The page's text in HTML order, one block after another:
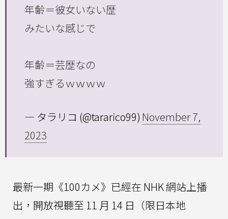
年齢＝彼女いない歴
みたいな感じで
年齢＝芸歴なの
強すぎるｗｗｗｗ
— タラリコ (@tararico99) November 7,
2023
最新一期《100カメ》已經在 NHK 網站上播
出，開放視聽至 11 月 14 日（限日本地